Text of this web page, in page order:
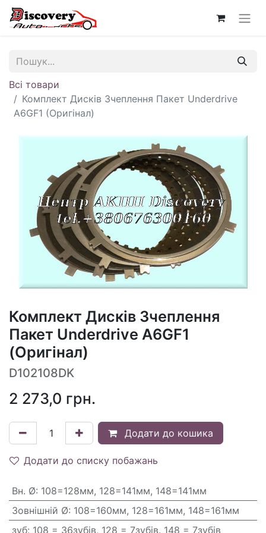
Всі товари
Комплект Дисків Зчеплення Пакет Underdrive
A6GF1 (Оригінал)
Комплект Дисків Зчеплення
Пакет Underdrive A6GF1
(Оригінал)
D102108DK
2 273,0 грн.
Додати до кошика
Додати до списку побажань
Вн. Ø: 108=128мм, 128=141мм, 148=141мм
Зовнішній Ø: 108=160мм, 128=161мм, 148=161мм
зуб: 108 = 36зубів, 128 = 7зубів. 148 = 7зубів